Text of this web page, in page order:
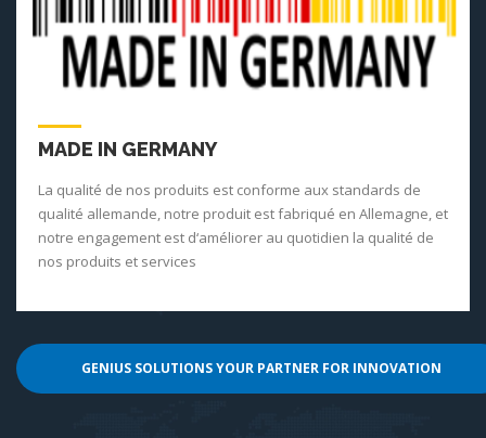
MADE IN GERMANY
La qualité de nos produits est conforme aux standards de
qualité allemande, notre produit est fabriqué en Allemagne, et
notre engagement est d‘améliorer au quotidien la qualité de
nos produits et services
GENIUS SOLUTIONS YOUR PARTNER FOR INNOVATION